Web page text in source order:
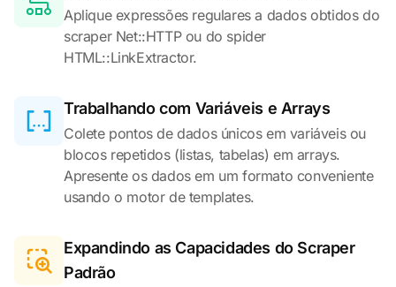
Aplique expressões regulares a dados obtidos do
scraper Net::HTTP ou do spider
HTML::LinkExtractor.
Trabalhando com Variáveis e Arrays
Colete pontos de dados únicos em variáveis ou
blocos repetidos (listas, tabelas) em arrays.
Apresente os dados em um formato conveniente
usando o motor de templates.
Expandindo as Capacidades do Scraper
Padrão